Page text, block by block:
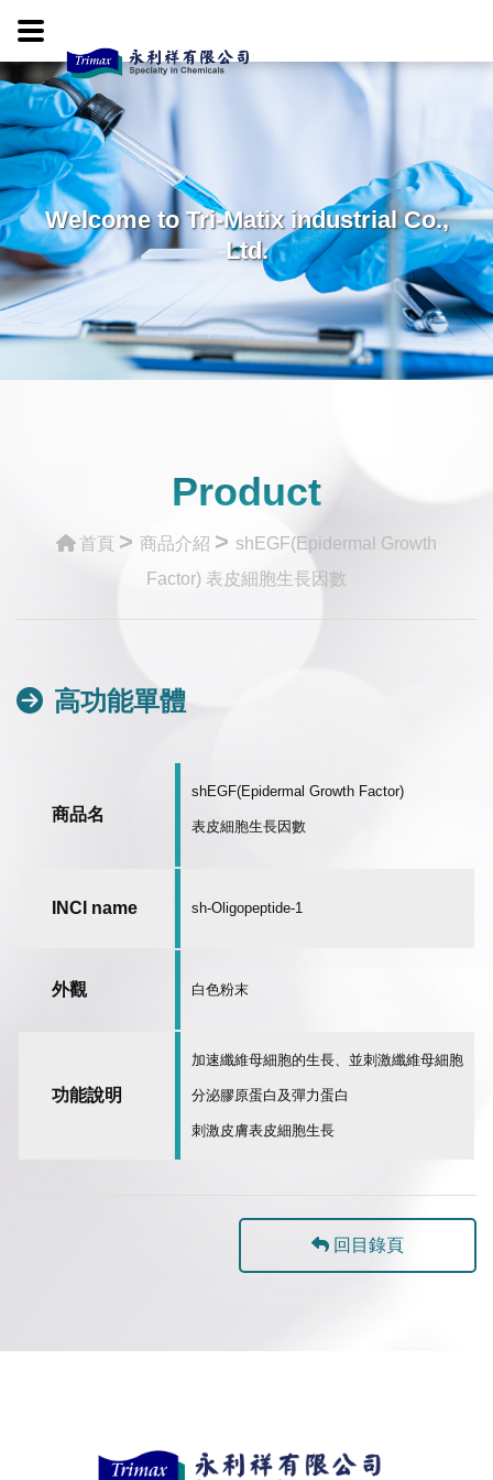
Welcome to Tri-Matix industrial Co.,
Ltd.
Product
首頁 > 商品介紹 > shEGF(Epidermal Growth
Factor) 表皮細胞生長因數
高功能單體
商品名
shEGF(Epidermal Growth Factor)
表皮細胞生長因數
INCI name sh-Oligopeptide-1
外觀 白色粉末
功能說明
加速纖維⺟細胞的⽣⻑、並刺激纖維⺟細胞
分泌膠原蛋白及彈⼒蛋白
刺激⽪膚表⽪細胞⽣⻑
回目錄頁